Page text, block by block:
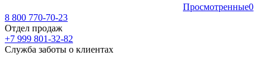
Просмотренные0
8 800 770-70-23
Отдел продаж
+7 999 801-32-82
Служба заботы о клиентах